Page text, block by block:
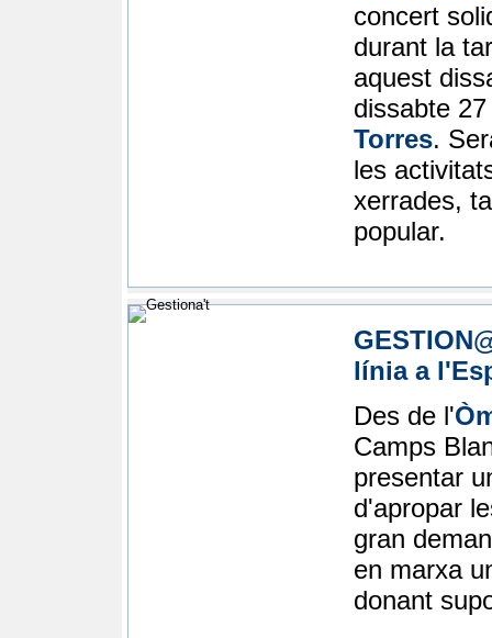
concert
durant la
aquest
dissabte
Torres.
les
xerrades,
popular.
línia a
Des de l'
Camps
presentar
d'apropar
gran
en marxa
donant